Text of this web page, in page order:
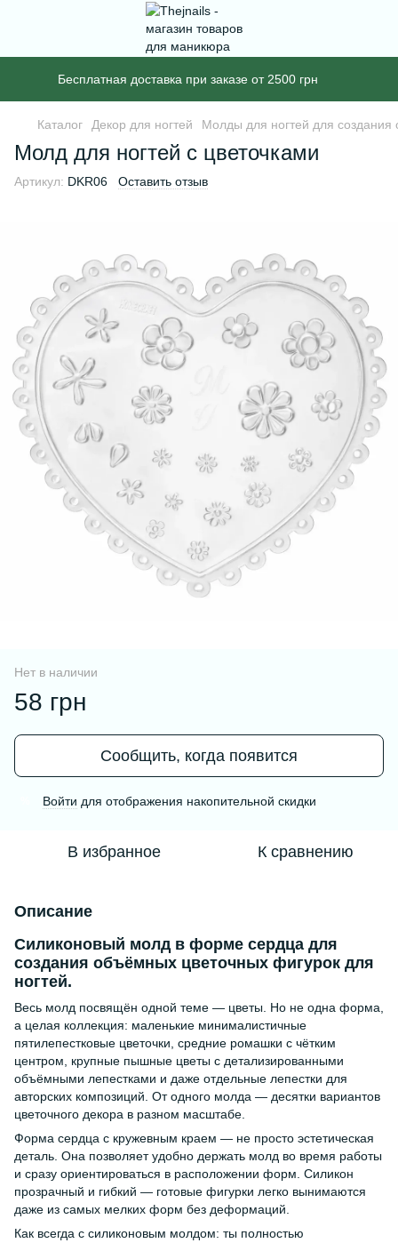
Бесплатная доставка при заказе от 2500 грн
Каталог Декор для ногтей Молды для ногтей для создания
Молд для ногтей с цветочками
Артикул: DKR06 Оставить отзыв
Нет в наличии
58 грн
Сообщить, когда появится
Войти для отображения накопительной скидки
В избранное К сравнению
Описание
Силиконовый молд в форме сердца для
создания объёмных цветочных фигурок для
ногтей.
Весь молд посвящён одной теме — цветы. Но не одна форма,
а целая коллекция: маленькие минималистичные
пятилепестковые цветочки, средние ромашки с чётким
центром, крупные пышные цветы с детализированными
объёмными лепестками и даже отдельные лепестки для
авторских композиций. От одного молда — десятки вариантов
цветочного декора в разном масштабе.
Форма сердца с кружевным краем — не просто эстетическая
деталь. Она позволяет удобно держать молд во время работы
и сразу ориентироваться в расположении форм. Силикон
прозрачный и гибкий — готовые фигурки легко вынимаются
даже из самых мелких форм без деформаций.
Как всегда с силиконовым молдом: ты полностью